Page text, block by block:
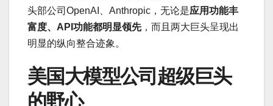
头部公司OpenAI、Anthropic，无论是应用功能丰
富度、API功能都明显领先，而且两大巨头呈现出
明显的纵向整合迹象。
美国大模型公司超级巨头
的野心